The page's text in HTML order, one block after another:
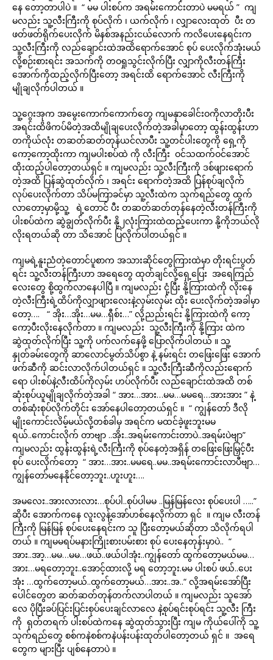
နေ တော့တာပါပဲ ။ “ မမ ပါးစပ်က အရမ်းကောင်းတာပဲ မမရယ် ” ကျ
မလည်း သူ့လီးကြီးကို စုပ်လိုက် ၊ ယက်လိုက် ၊ လျှာလေးထုတ် ပီး တ
ဖတ်ဖတ်ရိုက်ပေးလိုက် မိနစ်အနည်းငယ်လောက် ကလိပေးနေရင်းက
သူ့လီးကြီးကို လည်ချောင်းထဲအထိရောက်အောင် စုပ် ပေးလိုက်အုံးမယ်
လို့စဉ်းစားရင်း အသက်ကို တဝရှုသွင်းလိုက်ပြီး လျှာကိုလီးတန်ကြီး
အောက်ကိုထည့်လိုက်ပြီးတော့ အရင်းထိ ရောက်အောင် လီးကြီးကို
မျိုချလိုက်ပါတယ် ။
သူ့ဂွေးအုက အမွေးကောက်ကောက်တွေ ကျမနှာခေါင်းဝကိုလာတိုးပီး
အရင်းထိဖိကပ်မိတဲ့အထိမျိုချပေးလိုက်တဲ့အခါမှာတော့ ထွန်းထွန်းဟာ
တကိုယ်လုံး တဆတ်ဆတ်တုန်ယင်လာပီး သူ့တင်ပါးတွေကို ရှေ့ကို
ကော့ကော့ထိုးကာ ကျမပါးစပ်ထဲ ကို လီးကြီး ဝင်သထက်ဝင်အောင်
ထိုးထည့်ပါတော့တယ်ရှင် ။ ကျမလည်း သူ့လီးကြီးကို ဒစ်ဖျားရောက်
တဲ့အထိ ပြန်ဆွဲထုတ်လိုက် ၊ အရင်း ရောက်တဲ့အထိ ပြန်စုပ်ချလိုက်
လုပ်ပေးလိုက်တာ သိပ်မကြာခင်မှာ သူ့လီးထဲက သုက်ရည်တွေ ထွက်
လာတော့မှာမို့သူ့ ရဲ့တောင် ပီး တဆတ်ဆတ်တုန်နေတဲ့လီးတန်ကြီးကို
ပါးစပ်ထဲက ဆွဲချွတ်လိုက်ပီး နို့၂လုံးကြားထဲထည့်ပေးကာ နို့ကိုဘယ်လို
လိုးရတယ်ဆို တာ သိအောင် ပြလိုက်ပါတယ်ရှင် ။
ကျမရဲ့နူးညံတဲ့တောင်ပူစာက အသားဆိုင်တွေကြားထဲမှာ တိုးရင်းပွတ်
ရင်း သူ့လီးတန်ကြီးဟာ အရေတွေ ထုတ်ချင်လို့ရှေ့ပြေး အရေကြည်
လေးတွေ စို့ထွက်လာနေပါပြီ ။ ကျမလည်း ငုံ့ပြီး နို့ကြားထဲကို လိုးနေ
တဲ့လီးကြီးရဲ့ထိပ်ကိုလျှာဖျားလေးနဲ့လှမ်းလှမ်း ထိုး ပေးလိုက်တဲ့အခါမှာ
တော့…. “ အိုး…အိုး…မမ…ရှီစ်း…” လို့ညည်းရင်း နို့ကြားထဲကို ကော့
ကော့ပီးလိုးနေလိုက်တာ ။ ကျမလည်း သူ့လီးကြီးကို နို့ကြား ထဲက
ဆွဲထုတ်လိုက်ပြီး သူ့ကို ပက်လက်နေဖို့ ပြောလိုက်ပါတယ် ။ သူ့
နှုတ်ခမ်းတွေကို ဆာလောင်မွတ်သိပ်စွာ နဲ့ နမ်းရင်း တဖြေးဖြေး အောက်
ဖက်ဆီကို ဆင်းလာလိုက်ပါတယ်ရှင် ။ သူ့လီးကြီးဆီကိုလည်းရောက်
ရော ပါးစပ်နဲ့လီးထိပ်ကိုလှမ်း ဟပ်လိုက်ပီး လည်ချောင်းထဲအထိ တစ်
ဆုံးစုပ်ယူမျိုချလိုက်တဲ့အခါ “ အား…အား…မမ…မမရေ…အားအား ” နဲ့
တစ်ဆုံးစုပ်လိုက်တိုင်း အော်နေပါတော့တယ်ရှင် ။ “ ကျွန်တော် ဒီလို
မျိုးကောင်းလိမ့်မယ်လို့တစ်ခါမှ အရင်က မထင်ခဲ့ဖူးဘူးမမ
ရယ်..ကောင်းလိုက် တာဗျာ ..အိုး..အရမ်းကောင်းတာပဲ..အရမ်းပဲဗျာ”
ကျမလည်း ထွန်းထွန်းရဲ့လီးကြီးကို စုပ်နေတဲ့အရှိန် တဖြေးဖြေးမြှင့်ပီး
စုပ် ပေးလိုက်တော့ “ အား…အား..မမရေ..မမ..အရမ်းကောင်းလာပီဗျာ…
ကျွန်တော်မနေနိုင်တော့ဘူး..ဟူးဟူး….
အမလေး..အားလားလား…စုပ်ပါ..စုပ်ပါမမ ..မြန်မြန်လေး စုပ်ပေးပါ …..”
ဆိုပီး အောက်ကနေ လူးလွန့်အော်ဟစ်နေလိုက်တာ ရှင် ။ ကျမ လီးတန်
ကြီးကို မြန်မြန် စုပ်ပေးနေရင်းက သူ ပြီးတော့မယ်ဆိုတာ သိလိုက်ရပါ
တယ် ။ ကျမမရပ်မနားကြိုးစားပမ်းစား စုပ် ပေးနေတုန်းမှာပဲ.. “
အား..အာ့…မမ…မမ…ဖယ်..ဖယ်ပါအုံး..ကျွန်တော် ထွက်တော့မယ်မမ…
အား…မရတော့ဘူး..အောင့်ထားလို့ မရ တော့ဘူး.မမ ပါးစပ် ဖယ်..ပေး
အုံး …ထွက်တော့မယ်..ထွက်တော့မယ်…အား..အ..“ လို့အရမ်းအော်ပြီး
ပေါင်တွေတ ဆတ်ဆတ်တုန်တက်လာပါတယ် ။ ကျမလည်း သူအော်
လေ ပိုပြီးခပ်ပြင်းပြင်းစုပ်ပေးချင်လာလေ နဲ့စုပ်ရင်းစုပ်ရင်း သူ့လီး ကြီး
ကို ရုတ်တရက် ပါးစပ်ထဲကနေ ဆွဲထုတ်သွားပြီး ကျမ ကိုယ်ပေါ်ကို သူ့
သုက်ရည်တွေ စစ်ကနဲစစ်ကနဲပန်းပန်းထုတ်ပါတော့တယ် ရှင် ။ အရေ
တွေက များပြီး ပျစ်နေတာပဲ ။